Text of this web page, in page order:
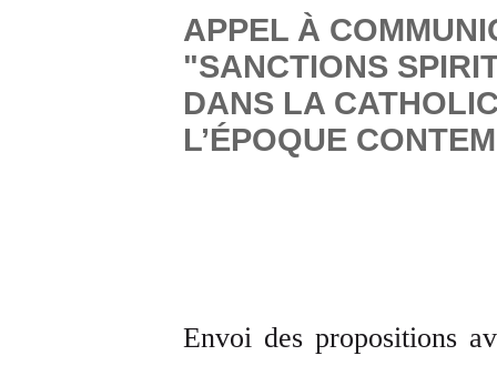
APPEL À
"SANCTIONS
DANS LA
L’ÉPOQUE
Envoi des propositions